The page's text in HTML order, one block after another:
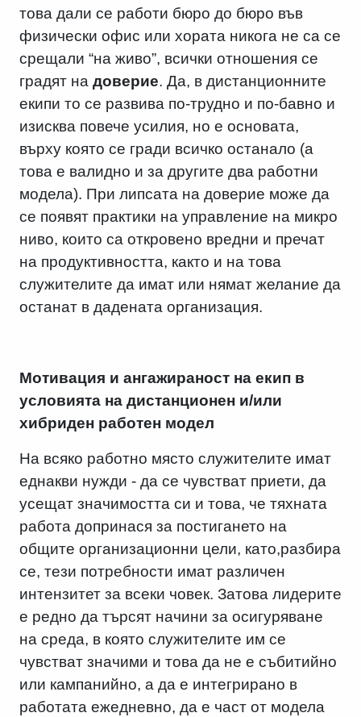
това дали се работи бюро до бюро във
физически офис или хората никога не са се
срещали “на живо”, всички отношения се
градят на доверие. Да, в дистанционните
екипи то се развива по-трудно и по-бавно и
изисква повече усилия, но е основата,
върху която се гради всичко останало (а
това е валидно и за другите два работни
модела). При липсата на доверие може да
се появят практики на управление на микро
ниво, които са откровено вредни и пречат
на продуктивността, както и на това
служителите да имат или нямат желание да
останат в дадената организация.
Мотивация и ангажираност на екип в
условията на дистанционен и/или
хибриден работен модел
На всяко работно място служителите имат
еднакви нужди - да се чувстват приети, да
усещат значимостта си и това, че тяхната
работа допринася за постигането на
общите организационни цели, като,разбира
се, тези потребности имат различен
интензитет за всеки човек. Затова лидерите
е редно да търсят начини за осигуряване
на среда, в която служителите им се
чувстват значими и това да не е събитийно
или кампанийно, а да е интегрирано в
работата ежедневно, да е част от модела